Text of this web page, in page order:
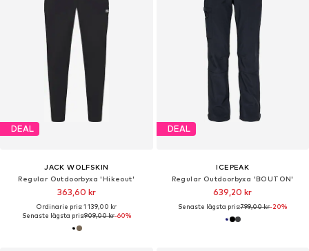
DEAL
JACK WOLFSKIN
Regular Outdoorbyxa 'Hikeout'
363,60 kr
Ordinarie pris: 1 139,00 kr
Senaste lägsta pris:909,00 kr-60%
DEAL
ICEPEAK
Regular Outdoorbyxa 'BOUTON'
639,20 kr
Senaste lägsta pris:799,00 kr-20%